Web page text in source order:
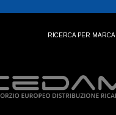
RICERCA PER MARCA